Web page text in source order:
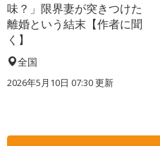
味？」限界妻が突きつけた
離婚という結末【作者に聞
く】
全国
2026年5月10日 07:30 更新